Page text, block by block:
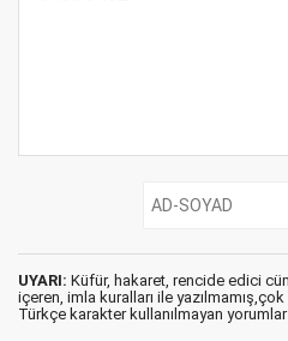
UYARI: Küfür, hakaret, rencide edici
içeren, imla kuralları ile
Türkçe karakter kullanılmayan